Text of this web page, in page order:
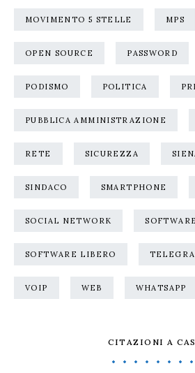
MOVIMENTO 5 STELLE MPS
OPEN SOURCE PASSWORD
PODISMO POLITICA
PUBBLICA AMMINISTRAZIONE
RETE SICUREZZA
SINDACO SMARTPHONE
SOCIAL NETWORK SOFTWARE
SOFTWARE LIBERO
VOIP WEB WHATSAPP
CITAZIONI A